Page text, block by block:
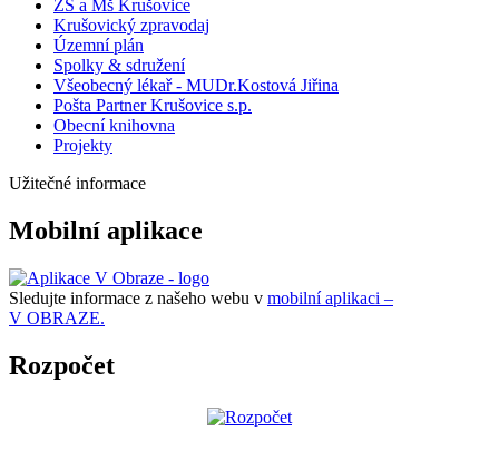
ZŠ a Mš Krušovice
Krušovický zpravodaj
Územní plán
Spolky & sdružení
Všeobecný lékař - MUDr.Kostová Jiřina
Pošta Partner Krušovice s.p.
Obecní knihovna
Projekty
Užitečné informace
Mobilní aplikace
Sledujte informace z našeho webu v mobilní aplikaci –
V OBRAZE.
Rozpočet